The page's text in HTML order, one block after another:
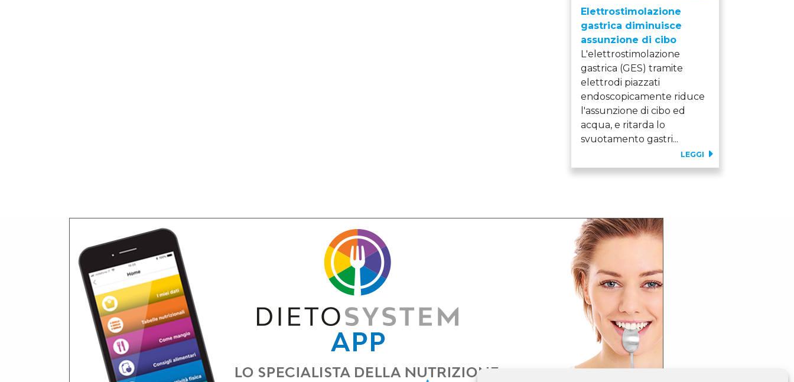
Elettrostimolazione
gastrica diminuisce
assunzione di cibo
L'elettrostimolazione
gastrica (GES) tramite
elettrodi piazzati
endoscopicamente riduce
l'assunzione di cibo ed
acqua, e ritarda lo
svuotamento gastri...
LEGGI